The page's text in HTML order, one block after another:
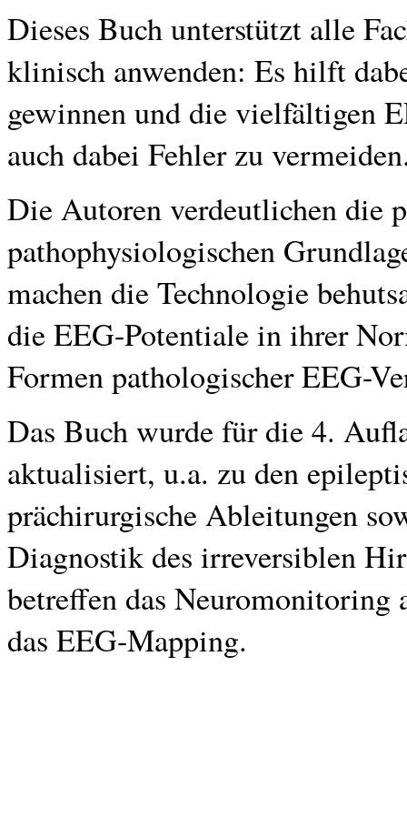
Dieses Buch unterstützt alle
klinisch anwenden: Es hilft
gewinnen und die vielfältigen
auch dabei Fehler zu
Die Autoren verdeutlichen die
pathophysiologischen
machen die Technologie
die EEG-Potentiale in ihrer
Formen pathologischer EEG-
Das Buch wurde für die 4.
aktualisiert, u.a. zu den
prächirurgische Ableitungen
Diagnostik des irreversiblen
betreffen das
das EEG-Mapping.